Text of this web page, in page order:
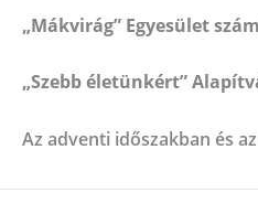
„Mákvirág” Egyesület
„Szebb életünkért”
Az adventi időszakban és